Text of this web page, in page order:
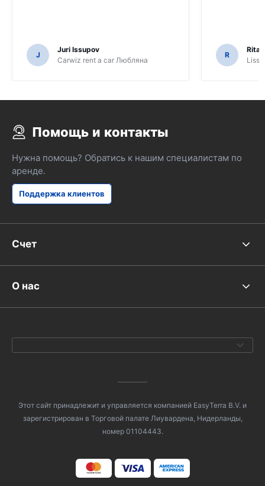
J
Juri Issupov
Carwiz rent a car Любляна
R
Rita
Помощь и контакты
Нужна помощь? Обратись к нашим специалистам по
аренде.
Поддержка клиентов
Счет
О нас
Этот сайт принадлежит и управляется компанией EasyTerra B.V. и
зарегистрирован в Торговой палате Лиувардена, Нидерланды,
номер 01104443.